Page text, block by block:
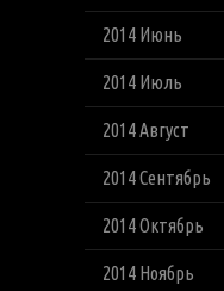
2014 Июнь
2014 Июль
2014 Август
2014 Сентябрь
2014 Октябрь
2014 Ноябрь